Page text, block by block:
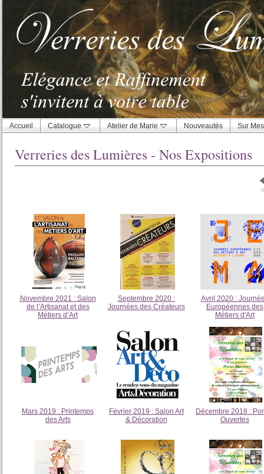
Accueil Catalogue Atelier de Marie Nouveautés Sur
Verreries des Lumières - Nos Expositions
Novembre 2021 : Salon
de l’Artisanat et des
Métiers d’Art
Septembre 2020 :
Journées des Créateurs
Avril 2020 :
Européennes des
Métiers d'Art
Mars 2019 : Printemps
des Arts
Février 2019 : Salon Art
& Décoration
Décembre 2018 :
Ouvertes